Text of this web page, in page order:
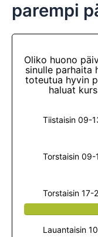
Skip
content
parempi
Oliko huono
sinulle parhaita
toteutua hyvin
haluat
Tiistaisin 09-
Torstaisin 09-
Torstaisin 17-
Lauantaisin